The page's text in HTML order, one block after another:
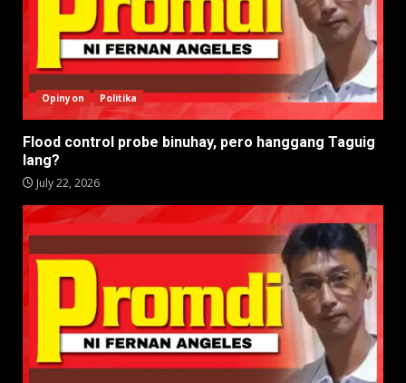
Opinyon Politika
Flood control probe binuhay, pero hanggang Taguig
lang?
July 22, 2026